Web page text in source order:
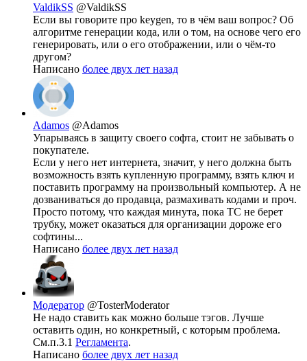
ValdikSS @ValdikSS
Если вы говорите про keygen, то в чём ваш вопрос? Об
алгоритме генерации кода, или о том, на основе чего его
генерировать, или о его отображении, или о чём-то
другом?
Написано более двух лет назад
Adamos @Adamos
Упарываясь в защиту своего софта, стоит не забывать о
покупателе.
Если у него нет интернета, значит, у него должна быть
возможность взять купленную программу, взять ключ и
поставить программу на произвольный компьютер. А не
дозваниваться до продавца, размахивать кодами и проч.
Просто потому, что каждая минута, пока ТС не берет
трубку, может оказаться для организации дороже его
софтины...
Написано более двух лет назад
Модератор @TosterModerator
Не надо ставить как можно больше тэгов. Лучше
оставить один, но конкретный, с которым проблема.
См.п.3.1 Регламента.
Написано более двух лет назад